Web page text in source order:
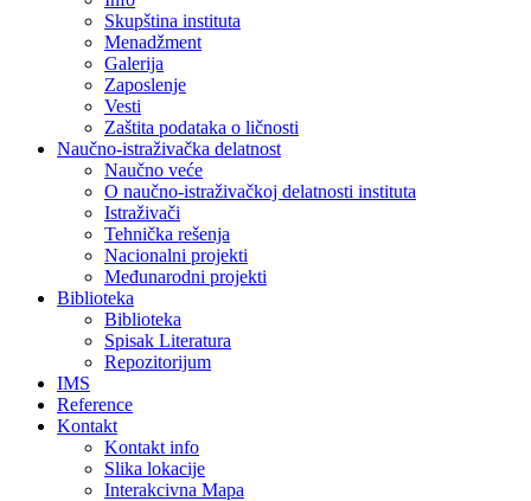
Skupština instituta
Menadžment
Galerija
Zaposlenje
Vesti
Zaštita podataka o ličnosti
Naučno-istraživačka delatnost
Naučno veće
O naučno-istraživačkoj delatnosti instituta
Istraživači
Tehnička rešenja
Nacionalni projekti
Međunarodni projekti
Biblioteka
Biblioteka
Spisak Literatura
Repozitorijum
IMS
Reference
Kontakt
Kontakt info
Slika lokacije
Interakcivna Mapa